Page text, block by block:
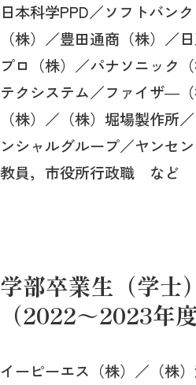
日本科学PPD／ソフトバン
（株）／豊田通商（株）／
プロ（株）／パナソニック
テクシステム／ファイザ―
（株）／（株）堀場製作所
ンシャルグループ／ヤンセ
教員，市役所行政職 など
学部卒業生（学士
（2022～2023年度
イーピーエス（株）／（株